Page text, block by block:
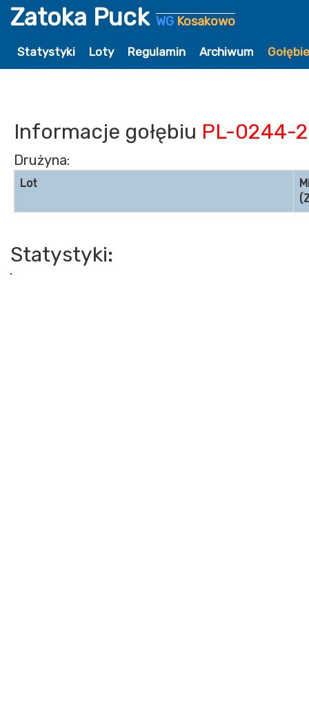
Zatoka Puck WG Kosakowo
Statystyki Loty Regulamin Archiwum
Informacje gołębiu PL-0244-
Drużyna:
Lot
Statystyki: